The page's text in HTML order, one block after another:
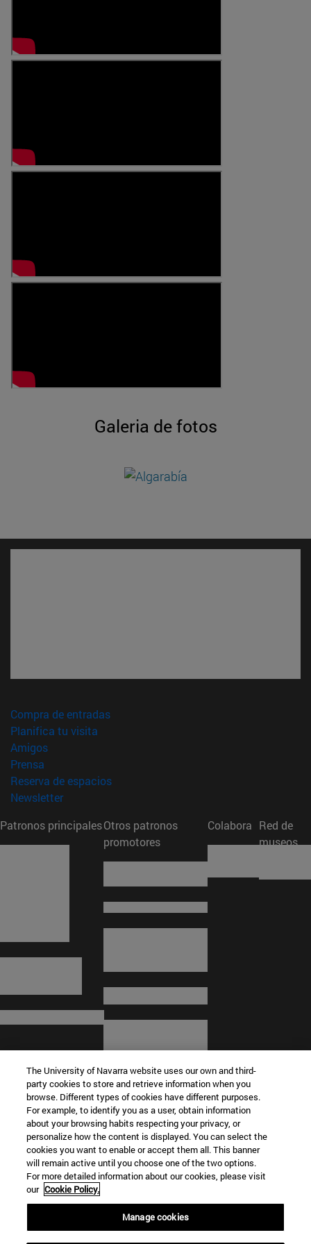
Galeria de fotos
Compra de entradas(abre en nueva ventana)
Planifica tu visita
Amigos(abre en nueva ventana)
Prensa
Reserva de espacios(abre en nueva ventana)
Newsletter(abre en nueva ventana)
Patronos principalesOtros patronos
promotores
Colabora Red de
museos
© Universidad de Navarra
Información legal
Términos y condiciones
Accesibilidad
Configuración de cookies
Localizador de campus
The University of Navarra website uses our own and third-
party cookies to store and retrieve information when you
browse. Different types of cookies have different purposes.
For example, to identify you as a user, obtain information
about your browsing habits respecting your privacy, or
personalize how the content is displayed. You can select the
cookies you want to enable or accept them all. This banner
will remain active until you choose one of the two options.
For more detailed information about our cookies, please visit
our Cookie Policy.
Manage cookies